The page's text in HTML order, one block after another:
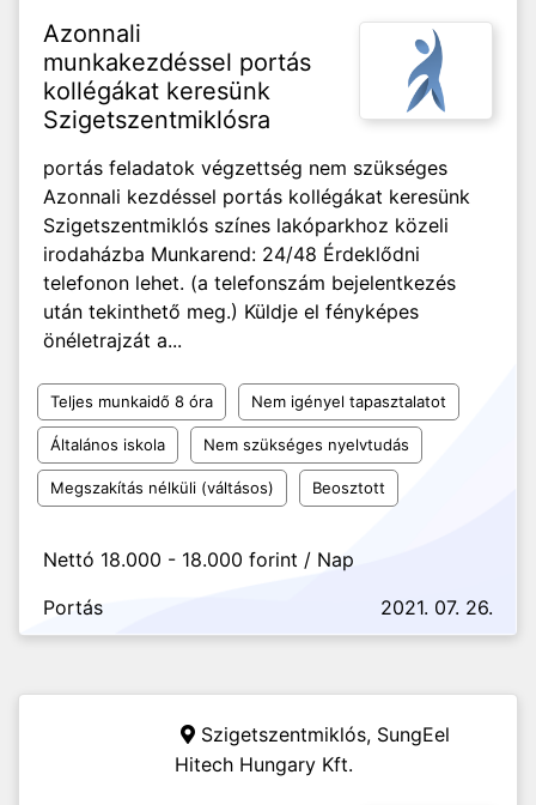
Azonnali
munkakezdéssel portás
kollégákat keresünk
Szigetszentmiklósra
portás feladatok végzettség nem szükséges
Azonnali kezdéssel portás kollégákat keresünk
Szigetszentmiklós színes lakóparkhoz közeli
irodaházba Munkarend: 24/48 Érdeklődni
telefonon lehet. (a telefonszám bejelentkezés
után tekinthető meg.) Küldje el fényképes
önéletrajzát a...
Teljes munkaidő 8 óra Nem igényel tapasztalatot
Általános iskola Nem szükséges nyelvtudás
Megszakítás nélküli (váltásos) Beosztott
Nettó 18.000 - 18.000 forint / Nap
Portás
2021. 07. 26.
Szigetszentmiklós, SungEel
Hitech Hungary Kft.